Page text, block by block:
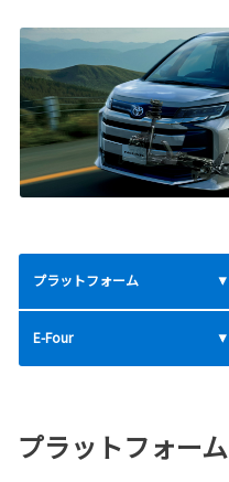
プラットフォーム
E-Four
プラットフォーム